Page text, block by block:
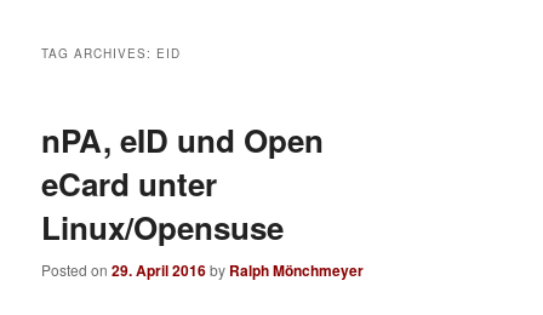
TAG ARCHIVES: EID
nPA, eID und Open
eCard unter
Linux/Opensuse
Posted on29. April 2016by Ralph Mönchmeyer